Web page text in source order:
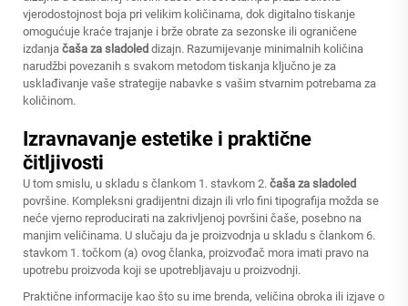
vjerodostojnost boja pri velikim količinama, dok digitalno tiskanje
omogućuje kraće trajanje i brže obrate za sezonske ili ograničene
izdanja čaša za sladoled dizajn. Razumijevanje minimalnih količina
narudžbi povezanih s svakom metodom tiskanja ključno je za
usklađivanje vaše strategije nabavke s vašim stvarnim potrebama za
količinom.
Izravnavanje estetike i praktične
čitljivosti
U tom smislu, u skladu s člankom 1. stavkom 2. čaša za sladoled
površine. Kompleksni gradijentni dizajn ili vrlo fini tipografija možda se
neće vjerno reproducirati na zakrivljenoj površini čaše, posebno na
manjim veličinama. U slučaju da je proizvodnja u skladu s člankom 6.
stavkom 1. točkom (a) ovog članka, proizvođač mora imati pravo na
upotrebu proizvoda koji se upotrebljavaju u proizvodnji.
Praktične informacije kao što su ime brenda, veličina obroka ili izjave o